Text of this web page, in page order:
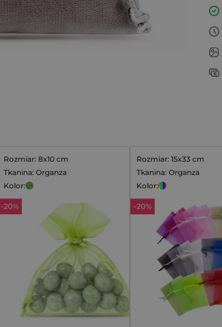
Rozmiar: 8x10 cm
Tkanina: Organza
Kolor:
-20%
Rozmiar: 15x33 cm
Tkanina: Organza
Kolor:
-20%